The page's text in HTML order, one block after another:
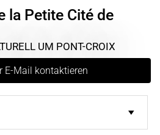
la Petite Cité de
UM PONT-CROIX
E-Mail kontaktieren